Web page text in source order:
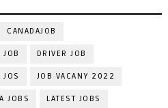
CANADAJOB
JOB DRIVER JOB
JOS JOB VACANY 2022
JOBS LATEST JOBS